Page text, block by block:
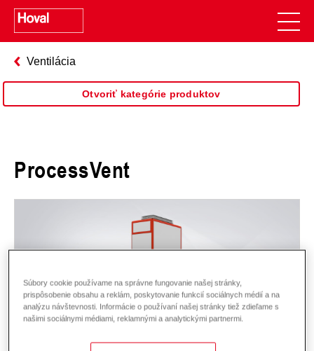
Ventilácia
Otvoriť kategórie produktov
ProcessVent
Súbory cookie používame na správne fungovanie našej stránky,
prispôsobenie obsahu a reklám, poskytovanie funkcií sociálnych médií a na
analýzu návštevnosti. Informácie o používaní našej stránky tiež zdieľame s
našimi sociálnymi médiami, reklamnými a analytickými partnermi.